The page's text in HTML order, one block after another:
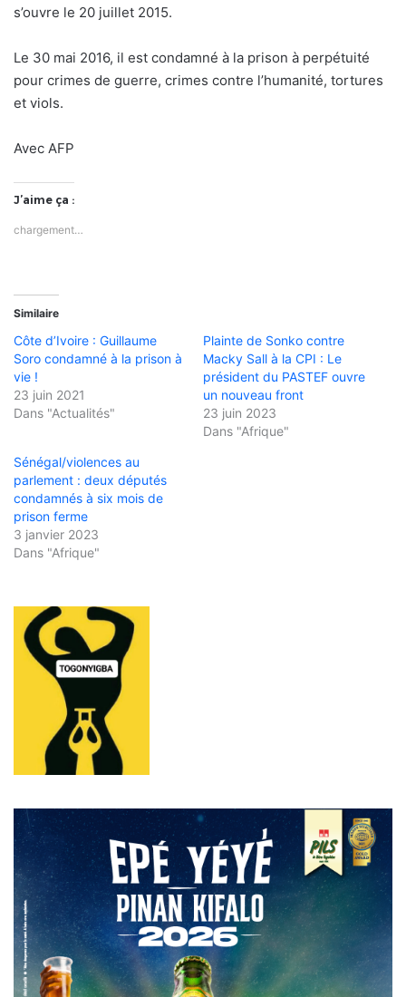
s’ouvre le 20 juillet 2015.
Le 30 mai 2016, il est condamné à la prison à perpétuité
pour crimes de guerre, crimes contre l’humanité, tortures
et viols.
Avec AFP
J’aime ça :
chargement…
Similaire
Côte d’Ivoire : Guillaume
Soro condamné à la prison à
vie !
23 juin 2021
Dans "Actualités"
Plainte de Sonko contre
Macky Sall à la CPI : Le
président du PASTEF ouvre
un nouveau front
23 juin 2023
Dans "Afrique"
Sénégal/violences au
parlement : deux députés
condamnés à six mois de
prison ferme
3 janvier 2023
Dans "Afrique"